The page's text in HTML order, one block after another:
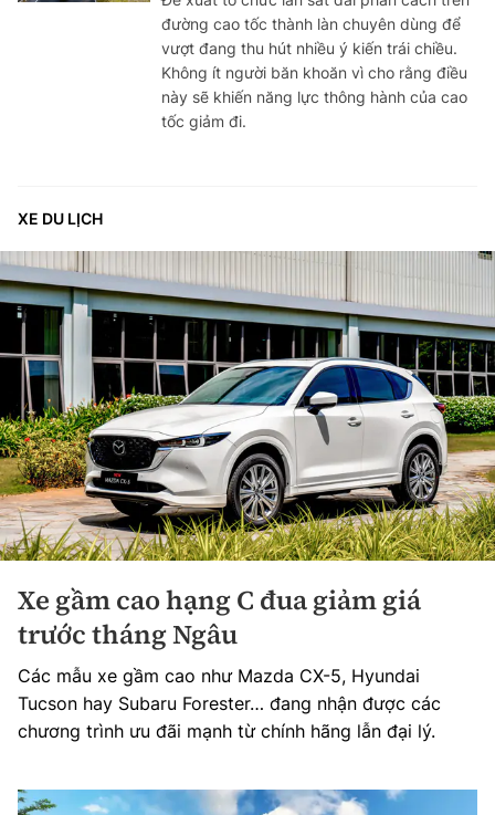
đường cao tốc thành làn chuyên dùng để
vượt đang thu hút nhiều ý kiến trái chiều.
Không ít người băn khoăn vì cho rằng điều
này sẽ khiến năng lực thông hành của cao
tốc giảm đi.
XE DU LỊCH
Xe gầm cao hạng C đua giảm giá
trước tháng Ngâu
Các mẫu xe gầm cao như Mazda CX-5, Hyundai
Tucson hay Subaru Forester… đang nhận được các
chương trình ưu đãi mạnh từ chính hãng lẫn đại lý.